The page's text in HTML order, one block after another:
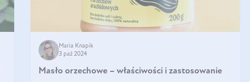
Maria Knapik
3 paź 2024
Masło orzechowe – właściwości i zastosowanie